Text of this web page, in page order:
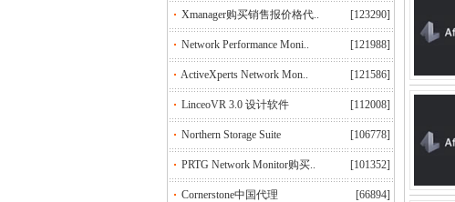
Xmanager购买销售报价格代.. [123290]
Network Performance Moni.. [121988]
ActiveXperts Network Mon.. [121586]
LinceoVR 3.0 设计软件 [112008]
Northern Storage Suite [106778]
PRTG Network Monitor购买.. [101352]
Cornerstone中国代理 [66894]